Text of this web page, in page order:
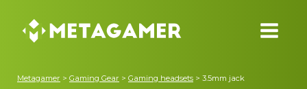
Metagamer > Gaming Gear > Gaming headsets > 3.5mm jack